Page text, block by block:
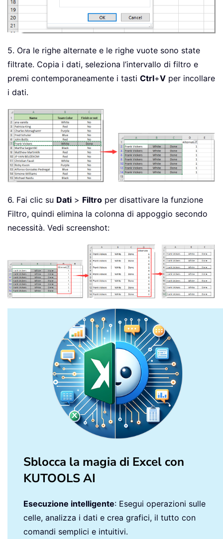
5. Ora le righe alternate e le righe vuote sono state
filtrate. Copia i dati, seleziona l’intervallo di filtro e
premi contemporaneamente i tasti Ctrl+V per incollare
i dati.
6. Fai clic su Dati > Filtro per disattivare la funzione
Filtro, quindi elimina la colonna di appoggio secondo
necessità. Vedi screenshot:
Sblocca la magia di Excel con
KUTOOLS AI
Esecuzione intelligente: Esegui operazioni sulle
celle, analizza i dati e crea grafici, il tutto con
comandi semplici e intuitivi.